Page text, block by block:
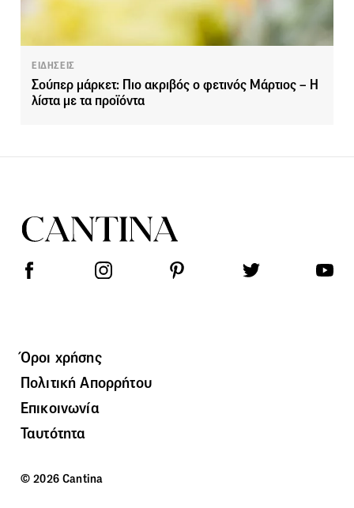
ΕΙΔΗΣΕΙΣ
Σούπερ μάρκετ: Πιο ακριβός ο φετινός Μάρτιος – Η
λίστα με τα προϊόντα
Όροι χρήσης
Πολιτική Απορρήτου
Επικοινωνία
Ταυτότητα
© 2026 Cantina